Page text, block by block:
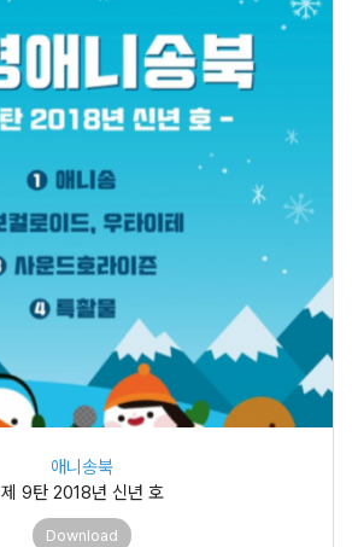
애니송북
제 9탄 2018년 신년 호
Download